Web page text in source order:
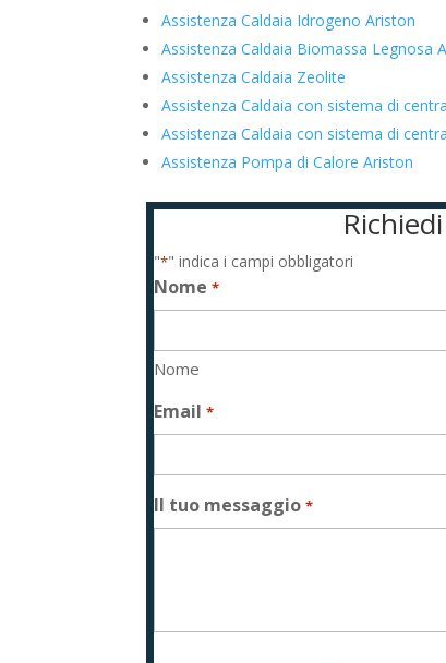
Assistenza Caldaia Idrogeno Ariston
Assistenza Caldaia Biomassa Legnosa
Assistenza Caldaia Zeolite
Assistenza Caldaia con sistema di
Assistenza Caldaia con sistema di
Assistenza Pompa di Calore Ariston
"*" indica i campi obbligatori
Nome *
Nome
Email *
Il tuo messaggio *